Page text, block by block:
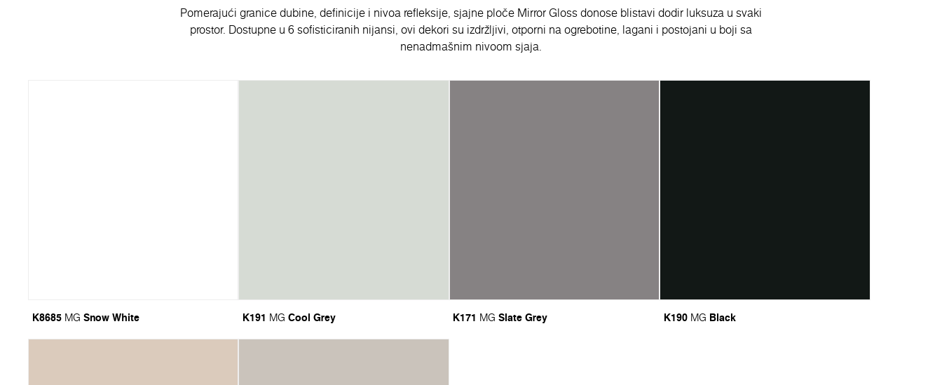
Pomerajući granice dubine, definicije i nivoa refleksije, sjajne ploče Mirror Gloss donose blistavi dodir luksuza u svaki
prostor. Dostupne u 6 sofisticiranih nijansi, ovi dekori su izdržljivi, otporni na ogrebotine, lagani i postojani u boji sa
nenadmašnim nivoom sjaja.
K8685 MG Snow White K191 MG Cool Grey K171 MG Slate Grey K190 MG Black